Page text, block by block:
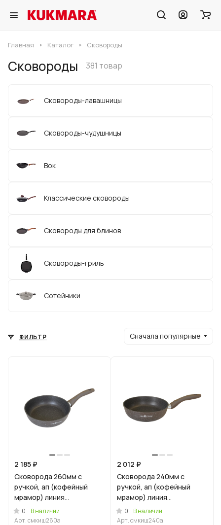
Главная Каталог Сковороды
Сковороды 381 товар
Сковороды-лавашницы
Сковороды-чудушницы
Вок
Классические сковороды
Сковороды для блинов
Сковороды-гриль
Сотейники
ФИЛЬТР Сначала популярные
2 185 ₽
Сковорода 260мм с
ручкой, ап (кофейный
мрамор) линия
"Мраморная
индукционная"
0
В наличии
Арт.смкиш260а
2 012 ₽
Сковорода 240мм с
ручкой, ап (кофейный
мрамор) линия
"Мраморная
индукционная"
0
В наличии
Арт.смкиш240а